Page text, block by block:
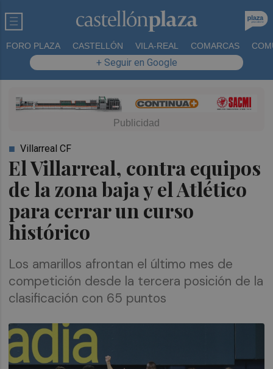
FORO PLAZA CASTELLÓN VILA-REAL COMARCAS
+ Seguir en Google
El Villarreal, contra equipos
de la zona baja y el Atlético
para cerrar un curso
histórico
Villarreal CF
Los amarillos afrontan el último mes de
competición desde la tercera posición de la
clasificación con 65 puntos